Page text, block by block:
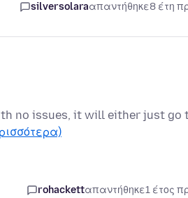
silversolaraαπαντήθηκε8 έτη
no issues, it will either just go
rohackettαπαντήθηκε1 έτος